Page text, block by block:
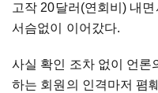
고작 20달러(연회비) 내
서슴없이 이어갔다.
사실 확인 조차 없이 언론
하는 회원의 인격마저 폄